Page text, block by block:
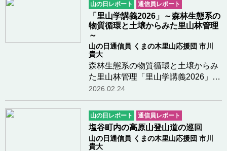
山の日レポート 通信員レポート
「里山学講義2026」～森林生態系の
物質循環と土壌からみた里山林管理
～
山の日通信員 くまの木里山応援団 市川
貴大
森林生態系の物質循環と土壌からみ
た里山林管理「里山学講義2026」
（主催 くまの木里山応援団、共
催 ロペ倶楽部、塩谷町、後援 公
益財団法人全国山の日協議会、高原
山を愛する会）が2026年2月15日
(日)、ロペ倶楽部にて開…つづきを
読む
2026.02.24
山の日レポート 通信員レポート
塩谷町内の高原山登山道の巡回
山の日通信員 くまの木里山応援団 市川
貴大